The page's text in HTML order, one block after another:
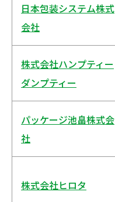
日本包装システム株式
会社
株式会社ハンプティー
ダンプティー
パッケージ池畠株式会
社
株式会社ヒロタ